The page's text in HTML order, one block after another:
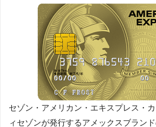
セゾン・アメリカン・エキスプレス・
ィセゾンが発行するアメックスブラン